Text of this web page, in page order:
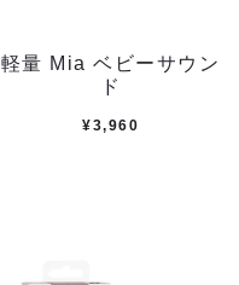
軽量 Mia ベビーサウン
ド
¥3,960